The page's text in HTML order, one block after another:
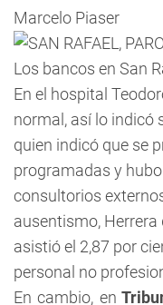
Marcelo Piaser
Los bancos en San
En el hospital
normal, así lo indicó
quien indicó que se
programadas y
consultorios
ausentismo,
asistió el 2,87 por
personal no
En cambio, en